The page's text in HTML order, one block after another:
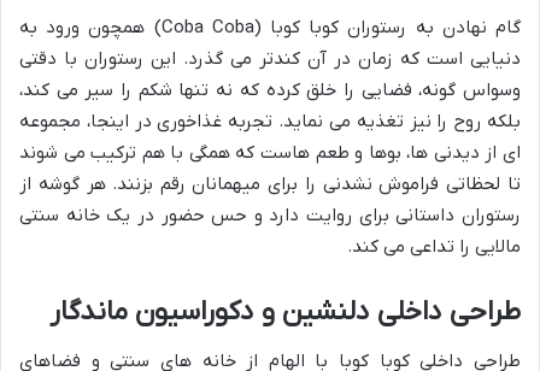
گام نهادن به رستوران کوبا کوبا (Coba Coba) همچون ورود به
دنیایی است که زمان در آن کندتر می گذرد. این رستوران با دقتی
وسواس گونه، فضایی را خلق کرده که نه تنها شکم را سیر می کند،
بلکه روح را نیز تغذیه می نماید. تجربه غذاخوری در اینجا، مجموعه
ای از دیدنی ها، بوها و طعم هاست که همگی با هم ترکیب می شوند
تا لحظاتی فراموش نشدنی را برای میهمانان رقم بزنند. هر گوشه از
رستوران داستانی برای روایت دارد و حس حضور در یک خانه سنتی
مالایی را تداعی می کند.
طراحی داخلی دلنشین و دکوراسیون ماندگار
طراحی داخلی کوبا کوبا با الهام از خانه های سنتی و فضاهای